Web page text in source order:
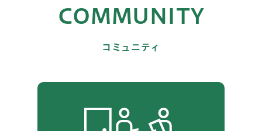
COMMUNITY
コミュニティ